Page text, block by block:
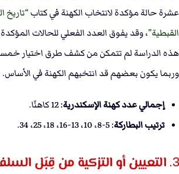
عشرة حالة مؤكدة لانتخاب الكهنة في كتاب تاريخ
القبطية ، وقد يفوق العدد الفعلي للحالات
هذه الدراسة لم تتمكن من كشف طرق اختيار
وربما يكون بعضهم قد انتخبهم الكهنة في الأساس.
إجمالي عدد كهنة الإسكندرية: 12 كاهنًا.
ترتيب البطاركة: 5-8، 10، 13-16، 18، 25، 34.
3. التعيين أو التزكية من قِبَل السلف: